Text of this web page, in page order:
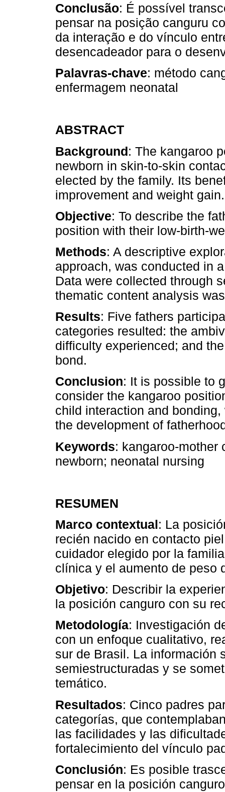
Conclusão: É possível
pensar na posição canguru
da interação e do vínculo
desencadeador para o
Palavras-chave: método
enfermagem neonatal
ABSTRACT
Background: The kangaroo
newborn in skin-to-skin
elected by the family. Its
improvement and weight gain.
Objective: To describe the
position with their low-birth-
Methods: A descriptive
approach, was conducted in
Data were collected through
thematic content analysis
Results: Five fathers
categories resulted: the
difficulty experienced; and
bond.
Conclusion: It is possible to
consider the kangaroo
child interaction and
the development of
Keywords: kangaroo-mother
newborn; neonatal nursing
RESUMEN
Marco contextual: La
recién nacido en contacto
cuidador elegido por la
clínica y el aumento de peso
Objetivo: Describir la
la posición canguro con su
Metodología: Investigación
con un enfoque cualitativo,
sur de Brasil. La información
semiestructuradas y se
temático.
Resultados: Cinco padres
categorías, que
las facilidades y las
fortalecimiento del vínculo
Conclusión: Es posible
pensar en la posición